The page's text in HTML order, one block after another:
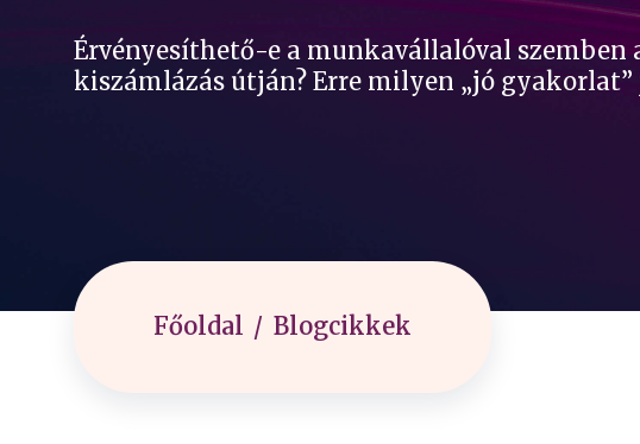
Érvényesíthető-e a munkavállalóval
kiszámlázás útján? Erre milyen „jó gyakorlat”
Főoldal Blogcikkek